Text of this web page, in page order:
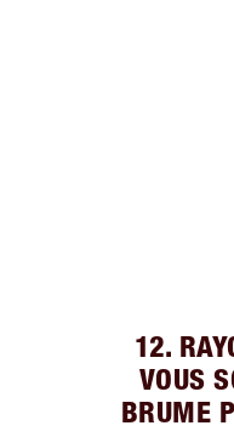
12.
VOUS
BRUME